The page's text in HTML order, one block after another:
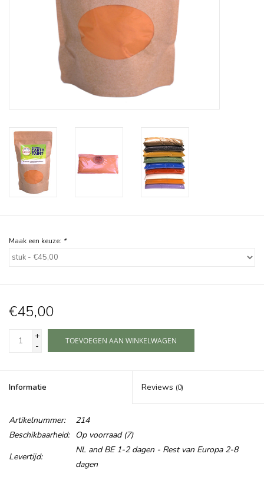
Tips & Tricks
Veelgestelde vragen
Maak een keuze: *
€45,00
+
-
TOEVOEGEN AAN WINKELWAGEN
Informatie Reviews (0)
Artikelnummer:
214
Beschikbaarheid: Op voorraad(7)
Levertijd:
NL and BE 1-2 dagen - Rest van Europa 2-8
dagen